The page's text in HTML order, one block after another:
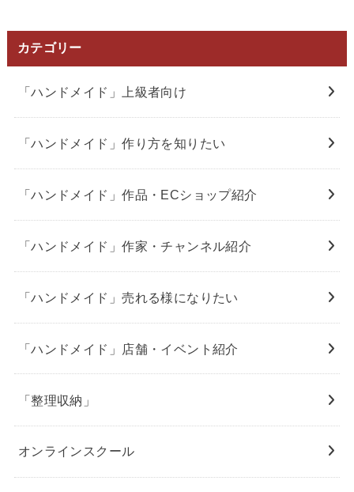
カテゴリー
「ハンドメイド」上級者向け
「ハンドメイド」作り方を知りたい
「ハンドメイド」作品・ECショップ紹介
「ハンドメイド」作家・チャンネル紹介
「ハンドメイド」売れる様になりたい
「ハンドメイド」店舗・イベント紹介
「整理収納」
オンラインスクール